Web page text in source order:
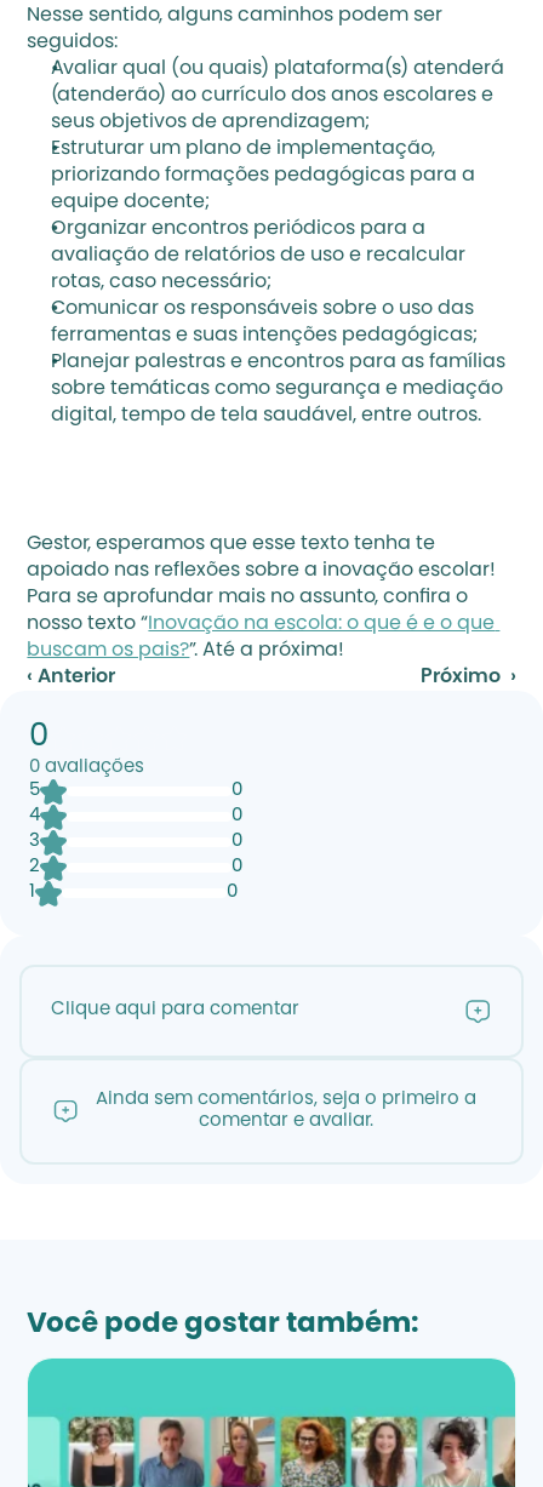
Nesse sentido, alguns caminhos podem ser
seguidos:
Avaliar qual (ou quais) plataforma(s) atenderá
(atenderão) ao currículo dos anos escolares e
seus objetivos de aprendizagem;
Estruturar um plano de implementação,
priorizando formações pedagógicas para a
equipe docente;
Organizar encontros periódicos para a
avaliação de relatórios de uso e recalcular
rotas, caso necessário;
Comunicar os responsáveis sobre o uso das
ferramentas e suas intenções pedagógicas;
Planejar palestras e encontros para as famílias
sobre temáticas como segurança e mediação
digital, tempo de tela saudável, entre outros.
Gestor, esperamos que esse texto tenha te
apoiado nas reflexões sobre a inovação escolar!
Para se aprofundar mais no assunto, confira o
nosso texto “ Inovação na escola: o que é e o que
buscam os pais?”. Até a próxima!
‹ Anterior
Próximo  ›
0
0 avaliações
5
0
4
0
3
0
2
0
1
0
Clique aqui para comentar
Ainda sem comentários, seja o primeiro a
comentar e avaliar.
Você pode gostar também: